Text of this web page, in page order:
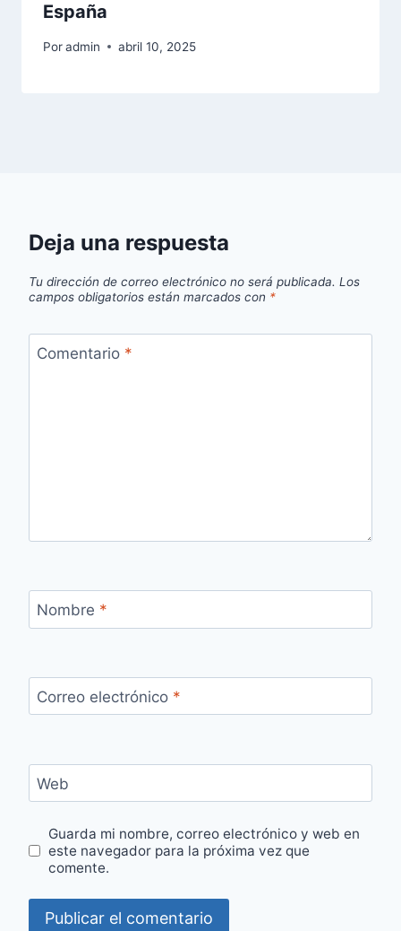
España
Poradmin abril 10, 2025
Deja una respuesta
Tu dirección de correo electrónico no será publicada. Los
campos obligatorios están marcados con *
Comentario *
Nombre *
Correo electrónico *
Web
Guarda mi nombre, correo electrónico y web en
este navegador para la próxima vez que
comente.